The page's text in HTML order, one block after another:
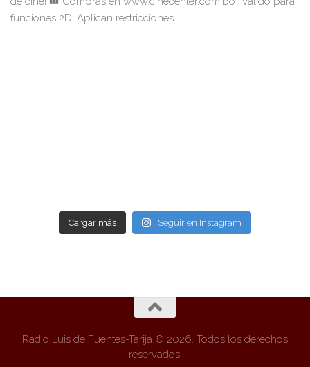
Cargar más Seguir en Instagram
Radio Luis de Fuentes-Tarija © 2026. Todos los derechos
reservados.